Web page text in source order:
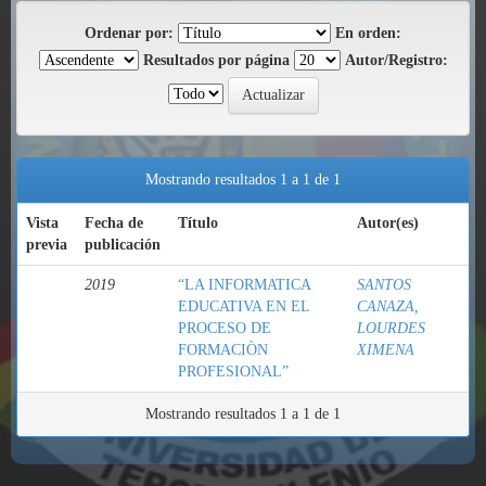
Ordenar por:
En orden:
Resultados por página
Autor/Registro:
Mostrando resultados 1 a 1 de 1
Vista
previa
Fecha de
publicación
Título Autor(es)
2019
“LA INFORMATICA
EDUCATIVA EN EL
PROCESO DE
FORMACIÒN
PROFESIONAL”
SANTOS
CANAZA,
LOURDES
XIMENA
Mostrando resultados 1 a 1 de 1